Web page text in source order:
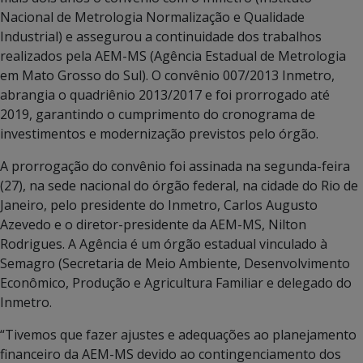
Nacional de Metrologia Normalização e Qualidade
Industrial) e assegurou a continuidade dos trabalhos
realizados pela AEM-MS (Agência Estadual de Metrologia
em Mato Grosso do Sul). O convênio 007/2013 Inmetro,
abrangia o quadriênio 2013/2017 e foi prorrogado até
2019, garantindo o cumprimento do cronograma de
investimentos e modernização previstos pelo órgão.
A prorrogação do convênio foi assinada na segunda-feira
(27), na sede nacional do órgão federal, na cidade do Rio de
Janeiro, pelo presidente do Inmetro, Carlos Augusto
Azevedo e o diretor-presidente da AEM-MS, Nilton
Rodrigues. A Agência é um órgão estadual vinculado à
Semagro (Secretaria de Meio Ambiente, Desenvolvimento
Econômico, Produção e Agricultura Familiar e delegado do
Inmetro.
“Tivemos que fazer ajustes e adequações ao planejamento
financeiro da AEM-MS devido ao contingenciamento dos